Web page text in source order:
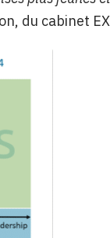
du cabinet